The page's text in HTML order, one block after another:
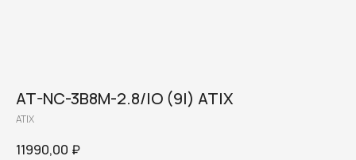
AT-NC-3B8M-2.8/IO (9I) ATIX
ATIX
11990,00 ₽